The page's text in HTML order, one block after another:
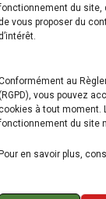
du site,
vous proposer du
au
vous pouvez
à tout moment.
du site
en savoir plus,
loops.fr